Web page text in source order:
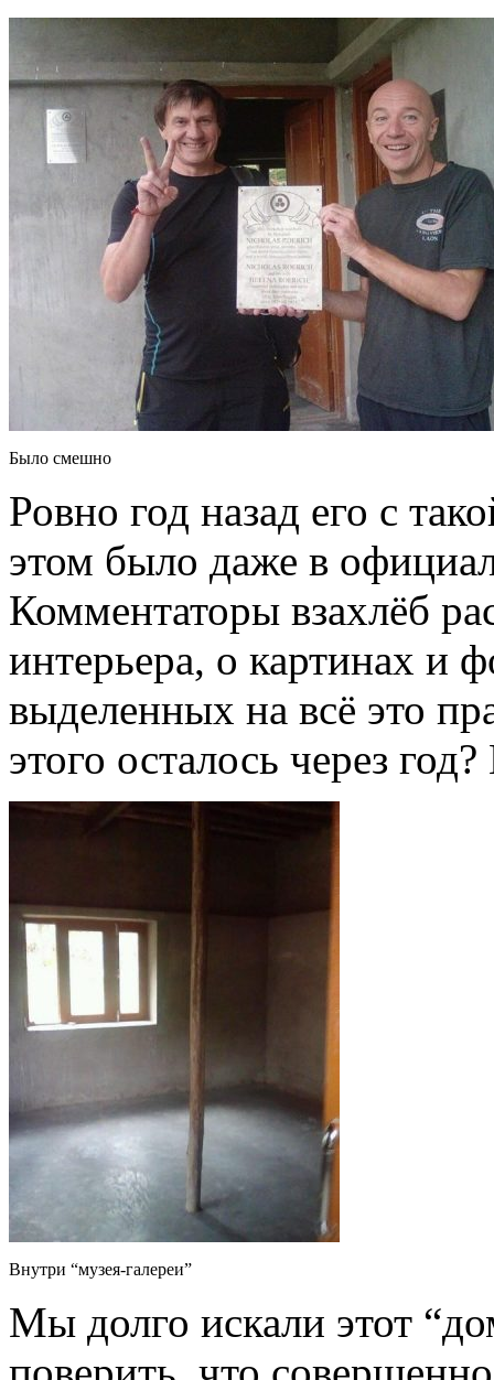
Было смешно
Ровно год назад его с
этом было даже в
Комментаторы взахлёб
интерьера, о картинах и
выделенных на всё это
этого осталось через
Внутри “музея-галереи”
Мы долго искали этот